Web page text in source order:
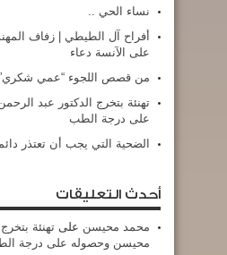
نساء الحي ..
أفراح آل الطيطي | زفاف
على الآنسة دعاء
من قصص اللجوء “عمي
تهنئة بتخرج الدكتور عبد
على درجة الطب
الضحية التي يجب أن تعتذر
أحدث التعليقات
محمد محيسن على تهنئة
محيسن وحصوله على درجة